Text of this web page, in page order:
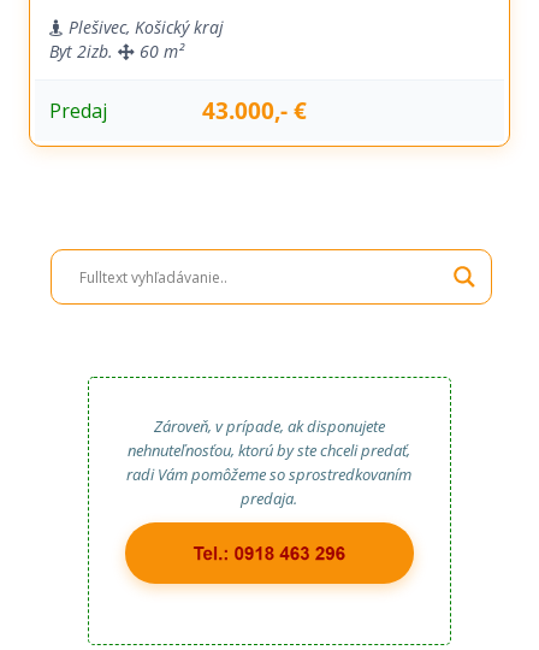
Plešivec, Košický kraj
Byt 2izb. 60 m²
Predaj 43.000,- €
Zároveň, v prípade, ak disponujete
nehnuteľnosťou, ktorú by ste chceli predať,
radi Vám pomôžeme so sprostredkovaním
predaja.